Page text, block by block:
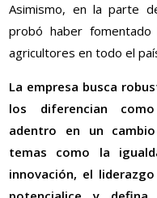
Asimismo, en la parte
probó haber
agricultores en todo el
La empresa busca
los diferencian
adentro en un
temas como la
innovación, el